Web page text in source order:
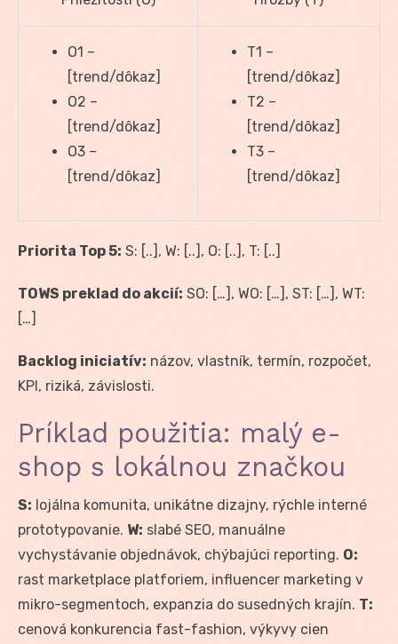
O1 –
[trend/dôkaz]
O2 –
[trend/dôkaz]
O3 –
[trend/dôkaz]
T1 –
[trend/dôkaz]
T2 –
[trend/dôkaz]
T3 –
[trend/dôkaz]
Priorita Top 5: S: [..], W: [..], O: [..], T: [..]
TOWS preklad do akcií: SO: […], WO: […], ST: […], WT:
[…]
Backlog iniciatív: názov, vlastník, termín, rozpočet,
KPI, riziká, závislosti.
Príklad použitia: malý e-
shop s lokálnou značkou
S: lojálna komunita, unikátne dizajny, rýchle interné
prototypovanie. W: slabé SEO, manuálne
vychystávanie objednávok, chýbajúci reporting. O:
rast marketplace platforiem, influencer marketing v
mikro-segmentoch, expanzia do susedných krajín. T:
cenová konkurencia fast-fashion, výkyvy cien